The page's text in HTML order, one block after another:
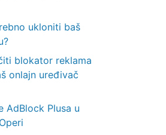
ukloniti baš
blokator reklama
onlajn uređivač
AdBlock Plusa u